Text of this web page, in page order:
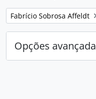
Remover filtro:
Fabrício Sobrosa Affeldt
Opções